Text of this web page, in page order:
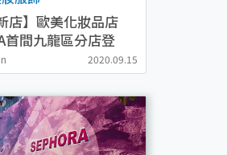
店】歐美化妝品店
首間九龍區分店登
駐尖沙咀商場開店
2020.09.15